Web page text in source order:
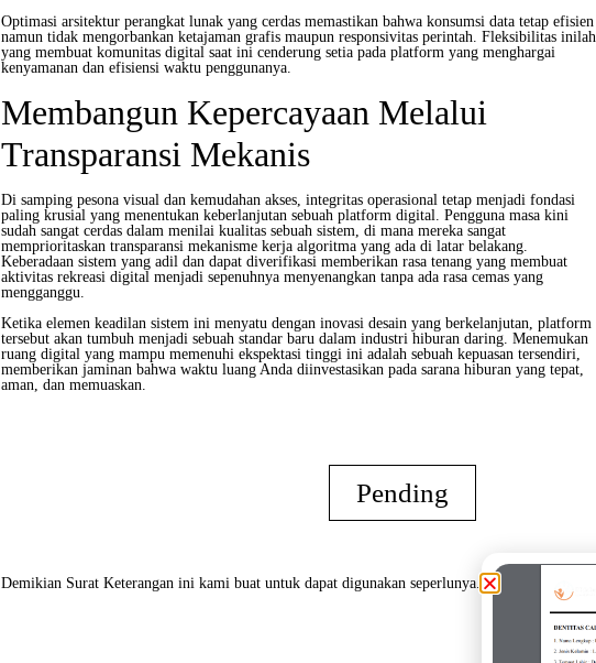
Optimasi arsitektur perangkat lunak yang cerdas memastikan bahwa konsumsi data tetap efisien
namun tidak mengorbankan ketajaman grafis maupun responsivitas perintah. Fleksibilitas inilah
yang membuat komunitas digital saat ini cenderung setia pada platform yang menghargai
kenyamanan dan efisiensi waktu penggunanya.
Membangun Kepercayaan Melalui
Transparansi Mekanis
Di samping pesona visual dan kemudahan akses, integritas operasional tetap menjadi fondasi
paling krusial yang menentukan keberlanjutan sebuah platform digital. Pengguna masa kini
sudah sangat cerdas dalam menilai kualitas sebuah sistem, di mana mereka sangat
memprioritaskan transparansi mekanisme kerja algoritma yang ada di latar belakang.
Keberadaan sistem yang adil dan dapat diverifikasi memberikan rasa tenang yang membuat
aktivitas rekreasi digital menjadi sepenuhnya menyenangkan tanpa ada rasa cemas yang
mengganggu.
Ketika elemen keadilan sistem ini menyatu dengan inovasi desain yang berkelanjutan, platform
tersebut akan tumbuh menjadi sebuah standar baru dalam industri hiburan daring. Menemukan
ruang digital yang mampu memenuhi ekspektasi tinggi ini adalah sebuah kepuasan tersendiri,
memberikan jaminan bahwa waktu luang Anda diinvestasikan pada sarana hiburan yang tepat,
aman, dan memuaskan.
Pending
Demikian Surat Keterangan ini kami buat untuk dapat digunakan seperlunya.